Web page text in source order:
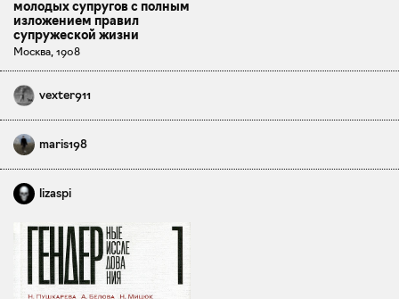
молодых супругов с полным
изложением правил
супружеской жизни
Москва, 1908
vexter911
maris198
lizaspi